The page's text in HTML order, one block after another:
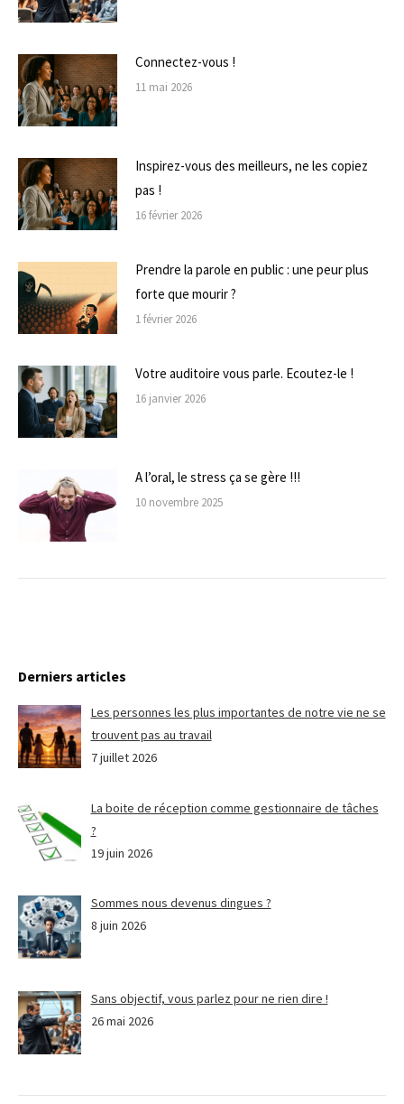
Connectez-vous !
11 mai 2026
Inspirez-vous des meilleurs, ne les copiez
pas !
16 février 2026
Prendre la parole en public : une peur plus
forte que mourir ?
1 février 2026
Votre auditoire vous parle. Ecoutez-le !
16 janvier 2026
A l’oral, le stress ça se gère !!!
10 novembre 2025
Derniers articles
Les personnes les plus importantes de notre vie ne se
trouvent pas au travail
7 juillet 2026
La boite de réception comme gestionnaire de tâches
?
19 juin 2026
Sommes nous devenus dingues ?
8 juin 2026
Sans objectif, vous parlez pour ne rien dire !
26 mai 2026